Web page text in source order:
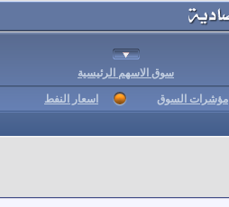
سوق الاسهم الرئيسية
مؤشرات السوق اسعار النفط